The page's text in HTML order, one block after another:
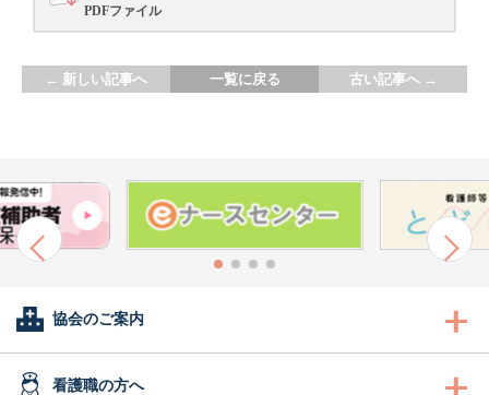
PDFファイル
← 新しい記事へ 一覧に戻る 古い記事へ →
協会のご案内
会長あいさつ
看護職の方へ